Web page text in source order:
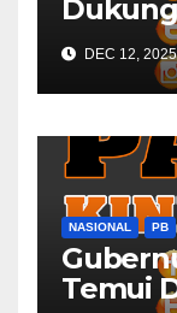
Papua
DEC 12, 2025
NASIONAL PB
Temui